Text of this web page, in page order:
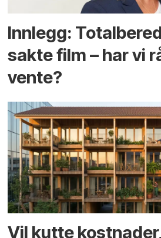
Innlegg:
sakte film – har vi
vente?
Vil kutte